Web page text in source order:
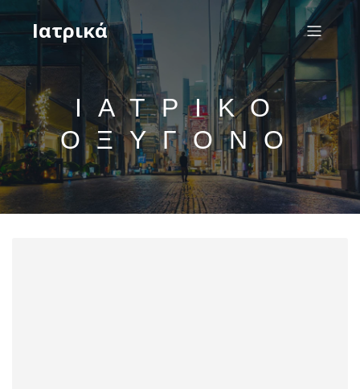
Ιατρικά
ΙΑΤΡΙΚΌ
ΟΞΥΓΌΝΟ